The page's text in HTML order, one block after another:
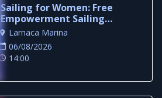
Sailing for Women: Free
Empowerment Sailing
Experience in Larnaca
Larnaca Marina
06/08/2026
14:00